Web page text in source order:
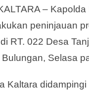
–
peninjauan
RT. 022 Desa
Selasa
Kaltara